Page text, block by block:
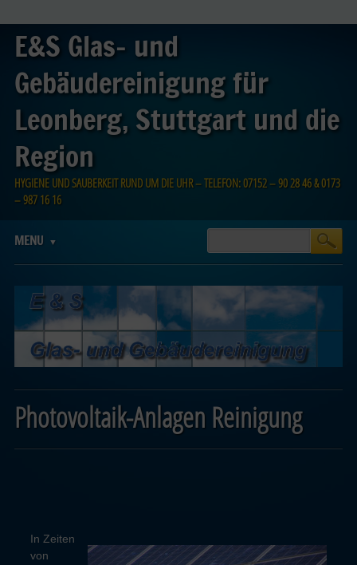
E&S Glas- und
Gebäudereinigung für
Leonberg, Stuttgart und die
Region
HYGIENE UND SAUBERKEIT RUND UM DIE UHR – TELEFON: 07152 – 90 28 46 & 0173
– 987 16 16
Main menu
MENU
Photovoltaik-Anlagen Reinigung
In Zeiten
von